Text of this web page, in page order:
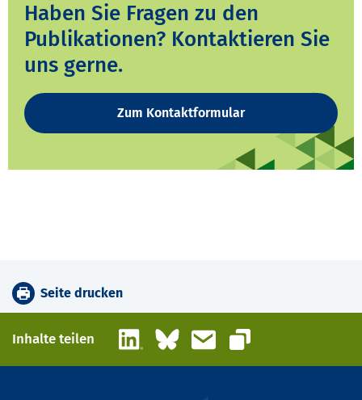
Haben Sie Fragen zu den
Publikationen? Kontaktieren Sie
uns gerne.
Zum Kontaktformular
Seite drucken
Inhalte teilen LinkedInBlueskyE-Mail
Link kopieren